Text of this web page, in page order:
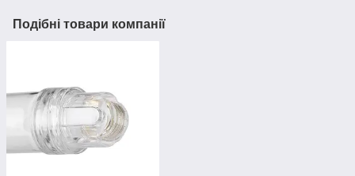
Подібні товари компанії